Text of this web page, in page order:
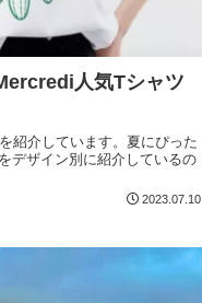
人気Tシャツ
紹介しています。夏にぴった
デザイン別に紹介しているの
2023.07.10